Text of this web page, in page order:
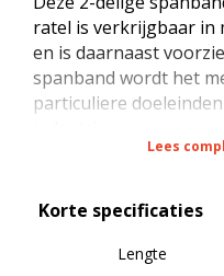
ratel is verkrijgbaar in
en is daarnaast
spanband wordt het
particuliere
rondsjorren
bij kopsjorren
van 40 daN (STF) bij
Lees
Korte specificaties
Lengte